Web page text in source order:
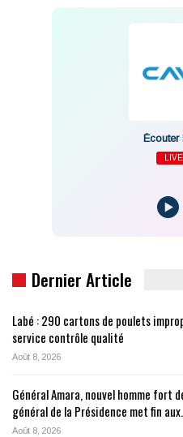
Écouter
LIVE
Dernier Article
Labé : 290 cartons de poulets
service contrôle qualité
Août 8, 2026
Général Amara, nouvel homme fort
général de la Présidence met fin
Août 8, 2026